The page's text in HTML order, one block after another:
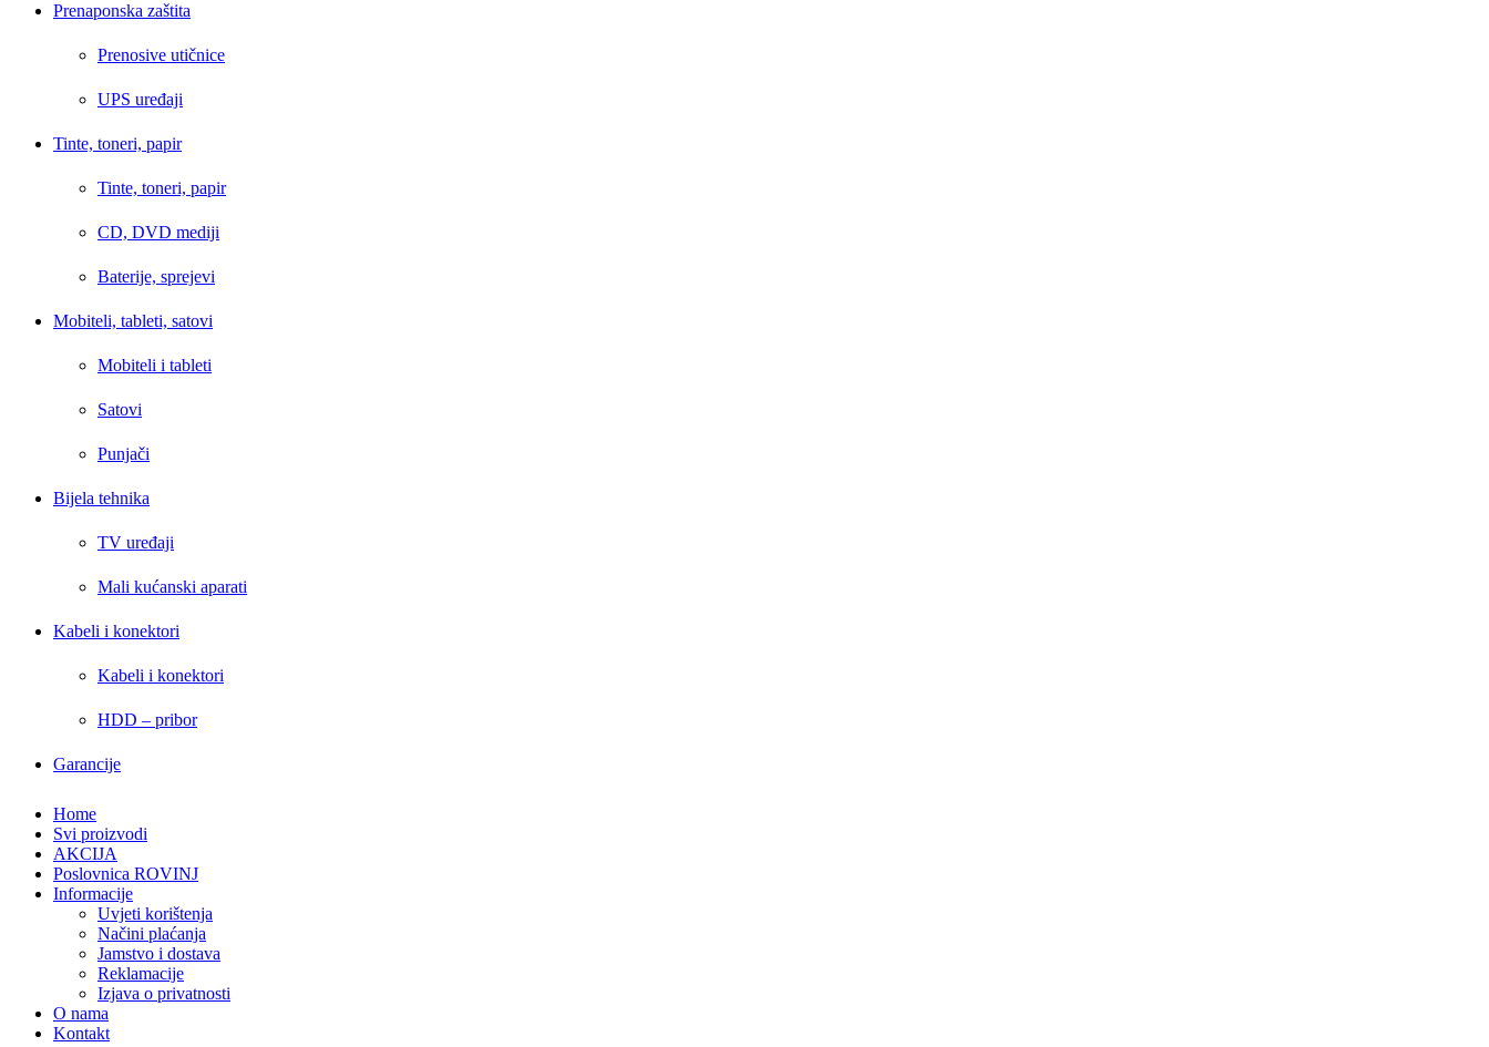
Prenaponska zaštita
Prenosive utičnice
UPS uređaji
Tinte, toneri, papir
Tinte, toneri, papir
CD, DVD mediji
Baterije, sprejevi
Mobiteli, tableti, satovi
Mobiteli i tableti
Satovi
Punjači
Bijela tehnika
TV uređaji
Mali kućanski aparati
Kabeli i konektori
Kabeli i konektori
HDD – pribor
Garancije
Home
Svi proizvodi
AKCIJA
Poslovnica ROVINJ
Informacije
Uvjeti korištenja
Načini plaćanja
Jamstvo i dostava
Reklamacije
Izjava o privatnosti
O nama
Kontakt